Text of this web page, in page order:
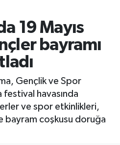
19 Mayıs
bayramı
Gençlik ve Spor
festival havasında
ve spor etkinlikleri,
bayram coşkusu doruğa